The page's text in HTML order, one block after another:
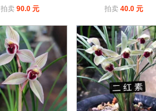
拍卖 90.0 元
拍卖 40.0 元